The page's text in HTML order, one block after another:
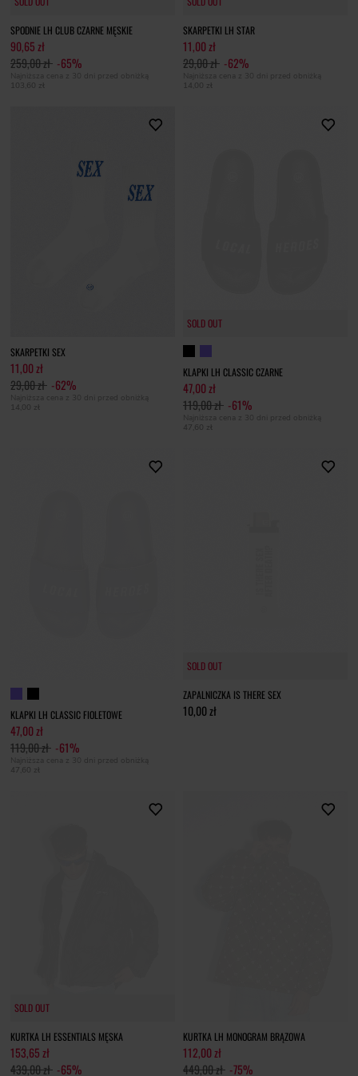
SPODNIE LH CLUB CZARNE MĘSKIE
90,65 zł
259,00 zł -65%
Najniższa cena z 30 dni przed obniżką
103,60 zł
SKARPETKI LH STAR
11,00 zł
29,00 zł -62%
Najniższa cena z 30 dni przed obniżką
14,00 zł
SKARPETKI SEX
11,00 zł
29,00 zł -62%
Najniższa cena z 30 dni przed obniżką
14,00 zł
SOLD OUT
KLAPKI LH CLASSIC CZARNE
47,00 zł
119,00 zł -61%
Najniższa cena z 30 dni przed obniżką
47,60 zł
KLAPKI LH CLASSIC FIOLETOWE
47,00 zł
119,00 zł -61%
Najniższa cena z 30 dni przed obniżką
47,60 zł
SOLD OUT
SOLD OUT
ZAPALNICZKA IS THERE SEX
10,00 zł
SOLD OUT
SOLD OUT
KURTKA LH ESSENTIALS MĘSKA
153,65 zł
439,00 zł -65%
KURTKA LH MONOGRAM BRĄZOWA
112,00 zł
449,00 zł -75%